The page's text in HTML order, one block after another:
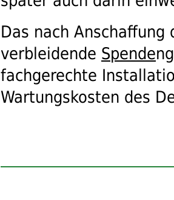
Das nach
verbleidende Spende
fachgerechte
Wartungskosten des